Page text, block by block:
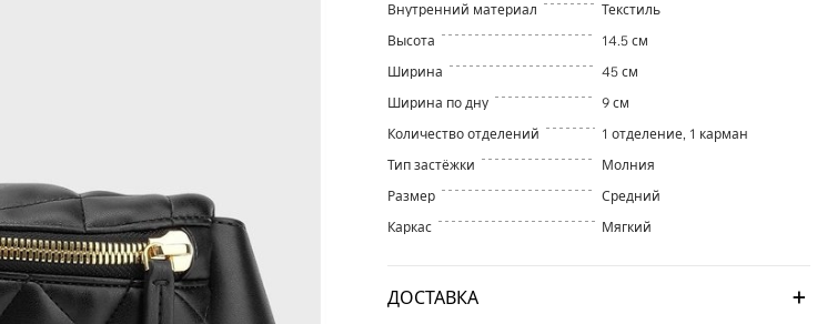
Внутренний материал
Текстиль
Высота
14.5 см
Ширина
45 см
Ширина по дну
9 см
Количество отделений
1 отделение, 1 карман
Тип застёжки
Молния
Размер
Средний
Каркас
Мягкий
ДОСТАВКА